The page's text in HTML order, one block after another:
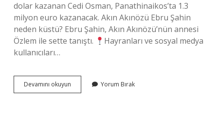
dolar kazanan Cedi Osman, Panathinaikos’ta 1.3
milyon euro kazanacak. Akın Akınözü Ebru Şahin
neden küstü? Ebru Şahin, Akın Akınözü’nün annesi
Özlem ile sette tanıştı.
Hayranları ve sosyal medya
kullanıcıları…
Devamını okuyun
Şahin
Yorum Bırak